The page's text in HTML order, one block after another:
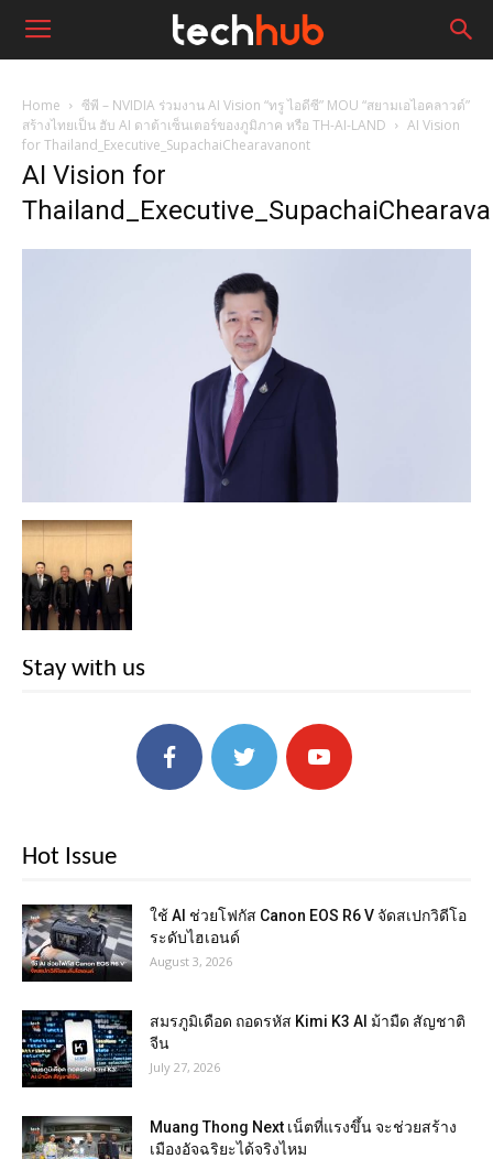
Home
ซีพี – NVIDIA ร่วมงาน AI Vision “ทรู ไอดีซี” MOU “สยามเอไอคลาวด์”
สร้างไทยเป็น ฮับ AI ดาต้าเซ็นเตอร์ของภูมิภาค หรือ TH-AI-LAND
AI Vision
for Thailand_Executive_SupachaiChearavanont
AI Vision for
Stay with us
Hot Issue
ใช้ AI ช่วยโฟกัส Canon EOS R6 V จัดสเปกวิดีโอ
ระดับไฮเอนด์
August 3, 2026
สมรภูมิเดือด ถอดรหัส Kimi K3 AI ม้ามืด สัญชาติ
จีน
July 27, 2026
Muang Thong Next เน็ตที่แรงขึ้น จะช่วยสร้าง
เมืองอัจฉริยะได้จริงไหม